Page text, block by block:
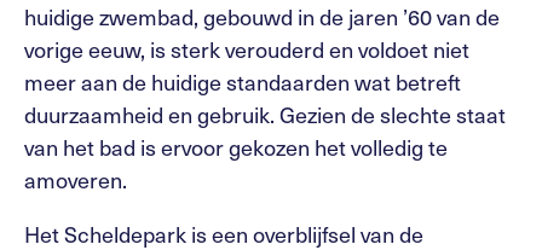
huidige zwembad, gebouwd in de jaren ’60 van de
vorige eeuw, is sterk verouderd en voldoet niet
meer aan de huidige standaarden wat betreft
duurzaamheid en gebruik. Gezien de slechte staat
van het bad is ervoor gekozen het volledig te
amoveren.
Het Scheldepark is een overblijfsel van de